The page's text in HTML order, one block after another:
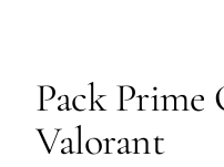
Pack Prime
Valorant